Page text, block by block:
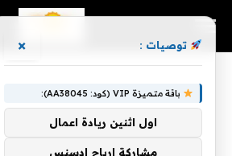
توصيات : ×
باقة متميزة VIP (كود: AA38045):
اول اثنين ريادة اعمال
مشاركة ارباح ادسنس